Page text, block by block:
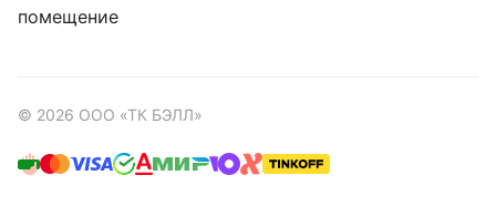
помещение
© 2026 ООО «ТК БЭЛЛ»